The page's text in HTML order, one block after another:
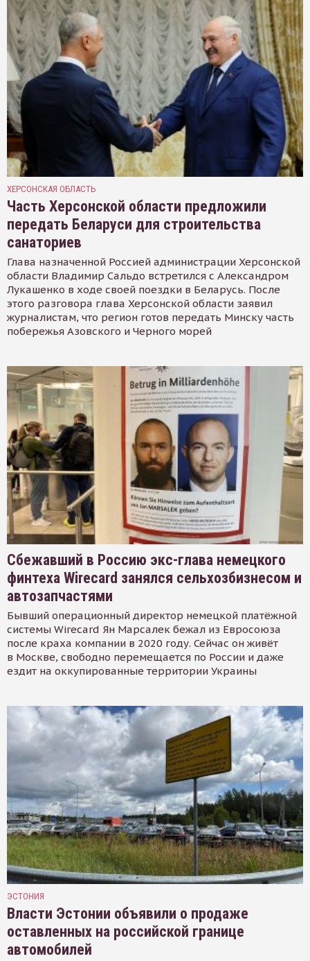
ХЕРСОНСКАЯ ОБЛАСТЬ
Часть Херсонской области предложили
передать Беларуси для строительства
санаториев
Глава назначенной Россией администрации Херсонской
области Владимир Сальдо встретился с Александром
Лукашенко в ходе своей поездки в Беларусь. После
этого разговора глава Херсонской области заявил
журналистам, что регион готов передать Минску часть
побережья Азовского и Черного морей
Сбежавший в Россию экс-глава немецкого
финтеха Wirecard занялся сельхозбизнесом и
автозапчастями
Бывший операционный директор немецкой платёжной
системы Wirecard Ян Марсалек бежал из Евросоюза
после краха компании в 2020 году. Сейчас он живёт
в Москве, свободно перемещается по России и даже
ездит на оккупированные территории Украины
ЭСТОНИЯ
Власти Эстонии объявили о продаже
оставленных на российской границе
автомобилей